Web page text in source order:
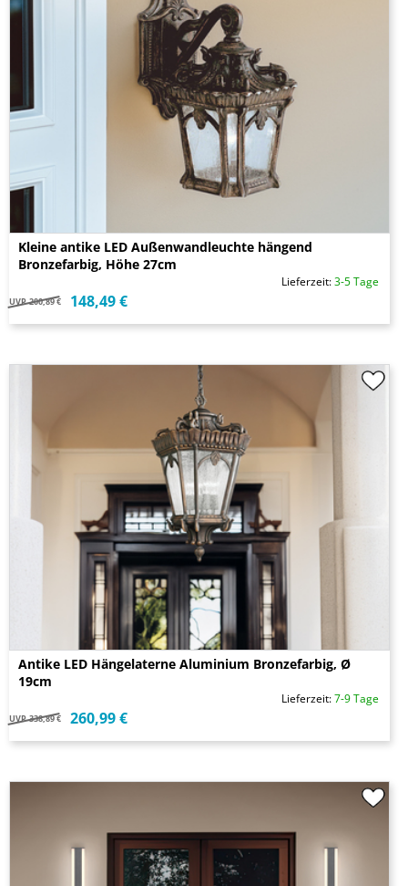
Kleine antike LED Außenwandleuchte hängend
Bronzefarbig, Höhe 27cm
Lieferzeit:3-5 Tage
UVP 200,89 € 148,49 €
Antike LED Hängelaterne Aluminium Bronzefarbig, Ø
19cm
Lieferzeit:7-9 Tage
UVP 338,89 € 260,99 €